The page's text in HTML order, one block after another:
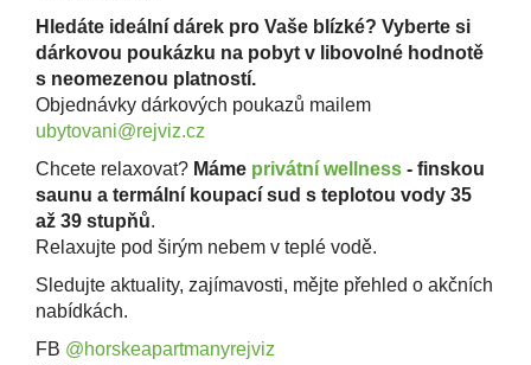
Hledáte ideální dárek pro Vaše blízké? Vyberte si
dárkovou poukázku na pobyt v libovolné hodnotě
s neomezenou platností.
Objednávky dárkových poukazů mailem
ubytovani@rejviz.cz
Chcete relaxovat? Máme privátní wellness - finskou
saunu a termální koupací sud s teplotou vody 35
až 39 stupňů.
Relaxujte pod širým nebem v teplé vodě.
Sledujte aktuality, zajímavosti, mějte přehled o akčních
nabídkách.
FB @horskeapartmanyrejviz